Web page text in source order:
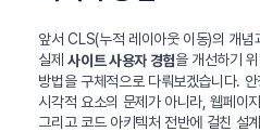
앞서 CLS(누적 레이아웃 이동)의 개
실제사이트 사용자 경험을 개선하기
방법을 구체적으로 다뤄보겠습니다.
시각적 요소의 문제가 아니라, 웹페이
그리고 코드 아키텍처 전반에 걸친 설